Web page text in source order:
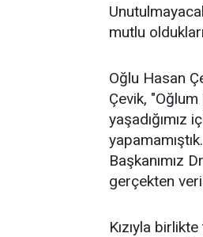
mutlu
Oğlu Hasan
Çevik,
yaşadığımız
Başkanımız
gerçekten
Kızıyla